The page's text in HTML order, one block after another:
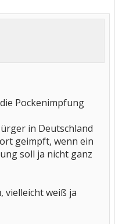
Pockenimpfung
in Deutschland
geimpft, wenn ein
soll ja nicht ganz
vielleicht weiß ja